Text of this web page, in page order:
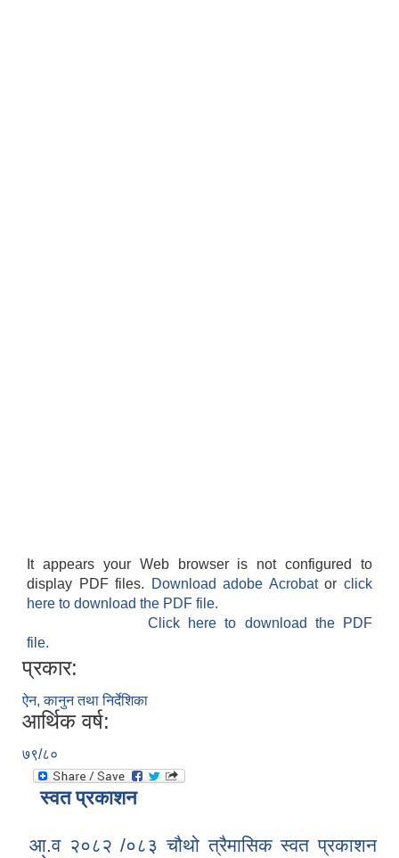
It appears your Web browser is not configured to
display PDF files.
Download adobe Acrobatorclick
here to download the PDF file.
Click here to download the PDF
file.
प्रकार:
ऐन, कानुन तथा निर्देशिका
आर्थिक वर्ष:
७९/८०
स्वत प्रकाशन
आ.व २०८२ /०८३ चौथो त्रैमासिक स्वत प्रकाशन